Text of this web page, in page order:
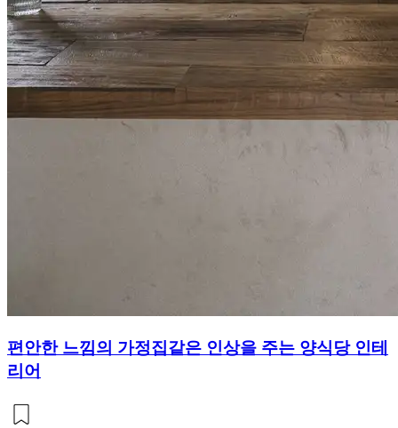
편안한 느낌의 가정집같은 인상을 주는 양식당 인테
리어